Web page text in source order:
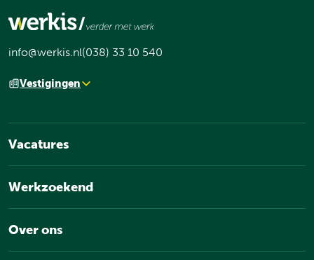
info@werkis.nl(038) 33 10 540
Vestigingen
Vacatures
Werkzoekend
Over ons